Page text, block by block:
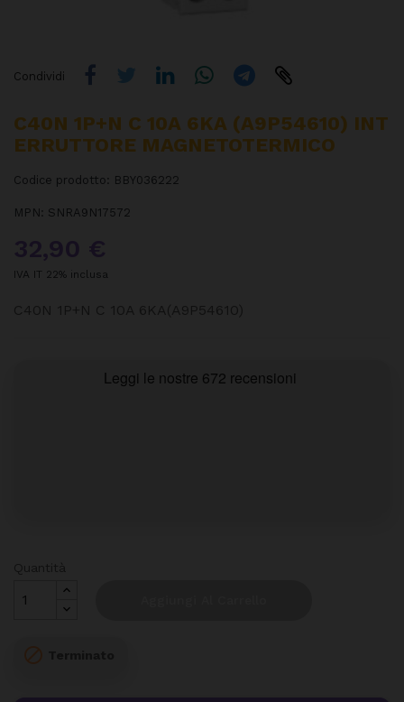
Condividi
C40N 1P+N C 10A 6KA (A9P54610) INT
ERRUTTORE MAGNETOTERMICO
Codice prodotto: BBY036222
MPN: SNRA9N17572
IVA IT 22% inclusa